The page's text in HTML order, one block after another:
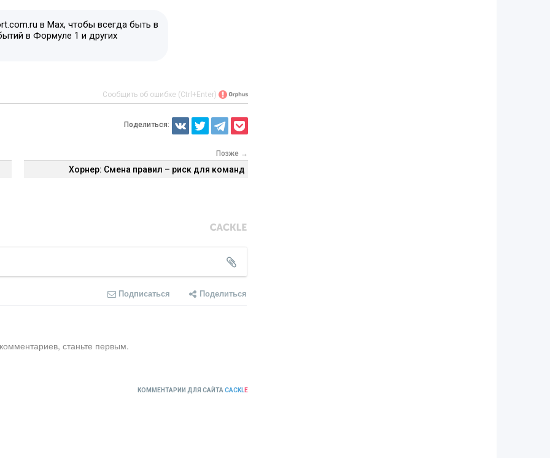
в Max, чтобы всегда быть в
в Формуле 1 и других
Сообщить об ошибке (Ctrl+Enter)
Поделиться:
Позже →
Хорнер: Смена правил – риск для команд
Подписаться Поделиться
станьте первым.
КОММЕНТАРИИ ДЛЯ САЙТА CACKLE